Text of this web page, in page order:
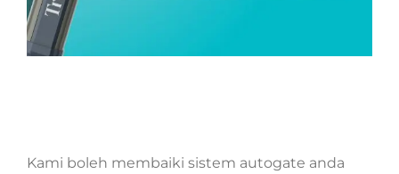
Kami boleh membaiki sistem autogate anda